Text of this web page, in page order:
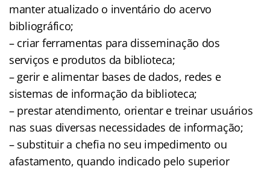
manter atualizado o inventário do acervo
bibliográfico;
– criar ferramentas para disseminação dos
serviços e produtos da biblioteca;
– gerir e alimentar bases de dados, redes e
sistemas de informação da biblioteca;
– prestar atendimento, orientar e treinar usuários
nas suas diversas necessidades de informação;
– substituir a chefia no seu impedimento ou
afastamento, quando indicado pelo superior